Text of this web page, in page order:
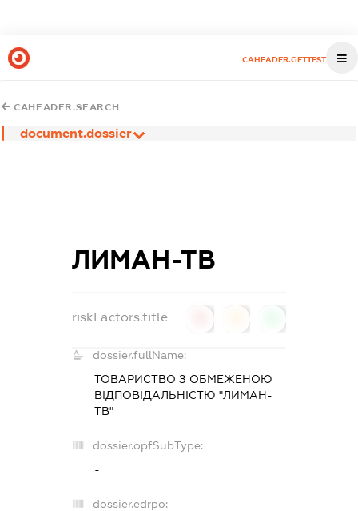
CAHEADER.GETTEST
CAHEADER.SEARCH
document.dossier
ЛИМАН-ТВ
riskFactors.title
dossier.fullName:
ТОВАРИСТВО З ОБМЕЖЕНОЮ
ВІДПОВІДАЛЬНІСТЮ "ЛИМАН-
ТВ"
dossier.opfSubType:
-
dossier.edrpo: